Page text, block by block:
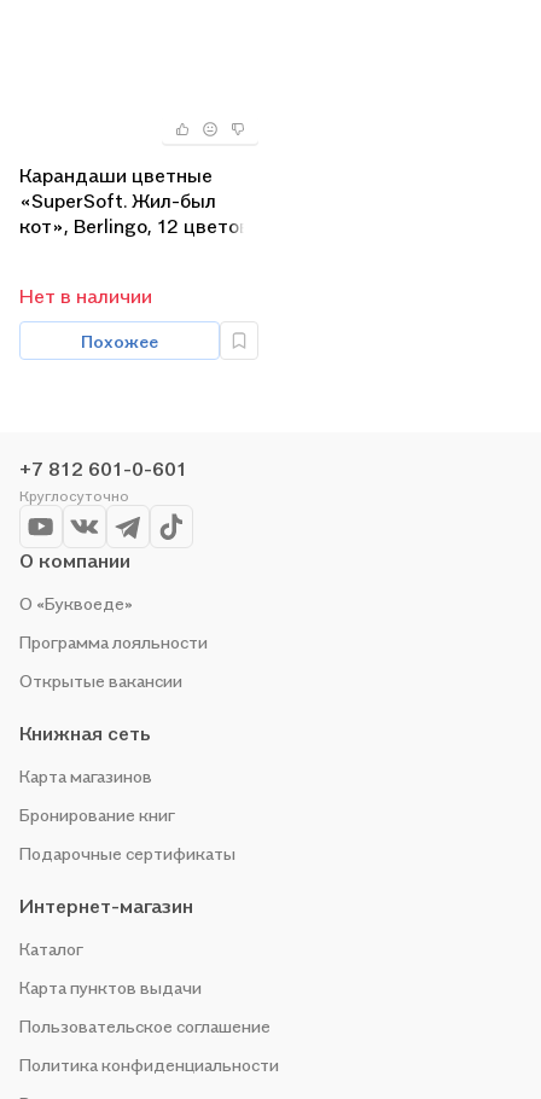
Карандаши цветные
«SuperSoft. Жил-был
кот», Berlingo, 12 цветов
Нет в наличии
Похожее
+7 812 601-0-601
Круглосуточно
О компании
О «Буквоеде»
Программа лояльности
Открытые вакансии
Книжная сеть
Карта магазинов
Бронирование книг
Подарочные сертификаты
Интернет-магазин
Каталог
Карта пунктов выдачи
Пользовательское соглашение
Политика конфиденциальности